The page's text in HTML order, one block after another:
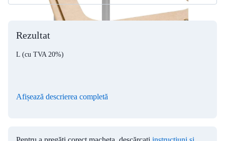
Rezultat
L (cu TVA 20%)
Afișează descrierea completă